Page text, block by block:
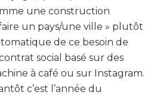
une construction
faire un pays/une ville » plutôt
de ce besoin de
social basé sur des
à café ou sur Instagram.
c’est l’année du